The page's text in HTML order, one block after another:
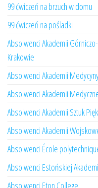
99 ćwiczeń na brzuch w domu
99 ćwiczeń na pośladki
Absolwenci Akademii
Krakowie
Absolwenci Akademii
Absolwenci Akademii
Absolwenci Akademii Sztuk
Absolwenci Akademii
Absolwenci École
Absolwenci Estońskiej
Absolwenci Eton College